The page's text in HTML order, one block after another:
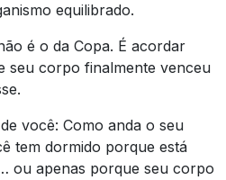
equilibrado.
é o da Copa. É acordar
seu corpo finalmente venceu
você: Como anda o seu
tem dormido porque está
ou apenas porque seu corpo